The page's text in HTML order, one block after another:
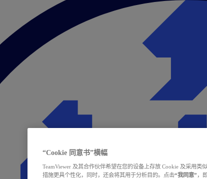
“Cookie 同意书”横幅
TeamViewer 及其合作伙伴希望在您的设备上存放 Cookie 及采用类
措施更具个性化，同时，还会将其用于分析目的。点击“我同意” ，